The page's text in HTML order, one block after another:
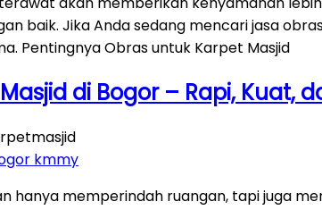
baik. Jika Anda sedang mencari jasa
Pentingnya Obras untuk Karpet Masjid
di Bogor – Rapi, Kuat,
hanya memperindah ruangan, tapi juga